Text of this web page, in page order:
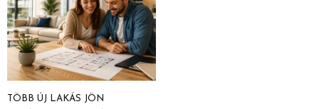
TÖBB ÚJ LAKÁS JÖN